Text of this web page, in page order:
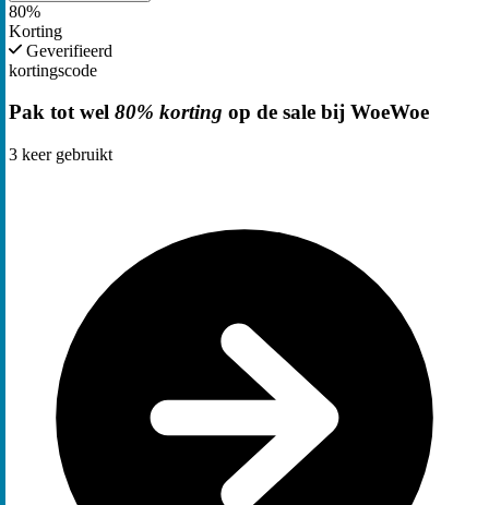
80%
Korting
Geverifieerd
kortingscode
Pak tot wel 80% korting op de sale bij WoeWoe
3 keer gebruikt